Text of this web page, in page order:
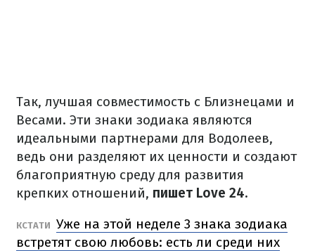
Так, лучшая совместимость с Близнецами и
Весами. Эти знаки зодиака являются
идеальными партнерами для Водолеев,
ведь они разделяют их ценности и создают
благоприятную среду для развития
крепких отношений, пишет Love 24.
КСТАТИ Уже на этой неделе 3 знака зодиака
встретят свою любовь: есть ли среди них